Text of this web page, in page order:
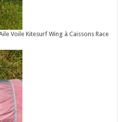
Voile Kitesurf Wing à Caissons Race